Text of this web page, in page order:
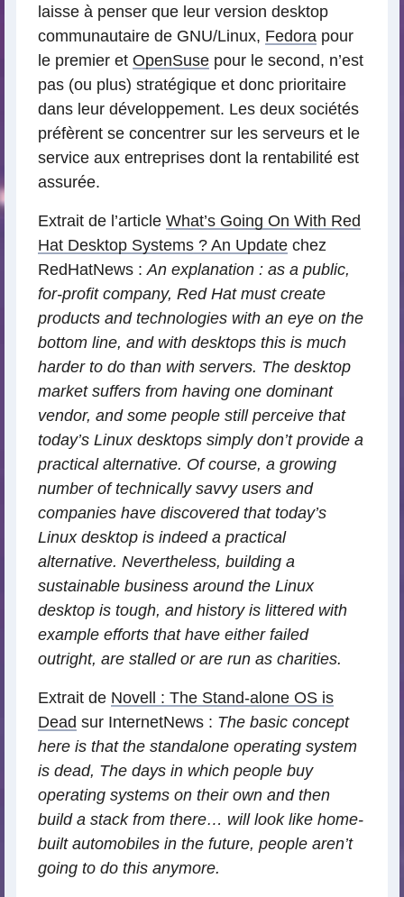
laisse à penser que leur version desktop
communautaire de GNU/Linux, Fedora pour
le premier et OpenSuse pour le second, n’est
pas (ou plus) stratégique et donc prioritaire
dans leur développement. Les deux sociétés
préfèrent se concentrer sur les serveurs et le
service aux entreprises dont la rentabilité est
assurée.
Extrait de l’article What’s Going On With Red
Hat Desktop Systems ? An Update chez
RedHatNews :An explanation : as a public,
for-profit company, Red Hat must create
products and technologies with an eye on the
bottom line, and with desktops this is much
harder to do than with servers. The desktop
market suffers from having one dominant
vendor, and some people still perceive that
today’s Linux desktops simply don’t provide a
practical alternative. Of course, a growing
number of technically savvy users and
companies have discovered that today’s
Linux desktop is indeed a practical
alternative. Nevertheless, building a
sustainable business around the Linux
desktop is tough, and history is littered with
example efforts that have either failed
outright, are stalled or are run as charities.
Extrait de Novell : The Stand-alone OS is
Dead sur InternetNews : The basic concept
here is that the standalone operating system
is dead, The days in which people buy
operating systems on their own and then
build a stack from there… will look like home-
built automobiles in the future, people aren’t
going to do this anymore.